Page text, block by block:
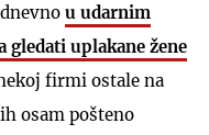
u udarnim
uplakane žene
firmi ostale na
osam pošteno